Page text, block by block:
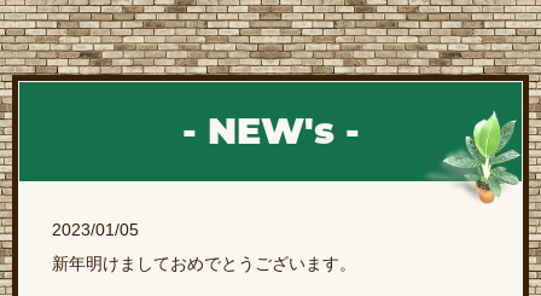
- NEW's -
2023/01/05
新年明けましておめでとうございます。